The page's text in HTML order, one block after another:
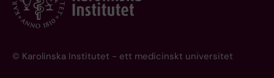
© Karolinska Institutet - ett medicinskt universitet